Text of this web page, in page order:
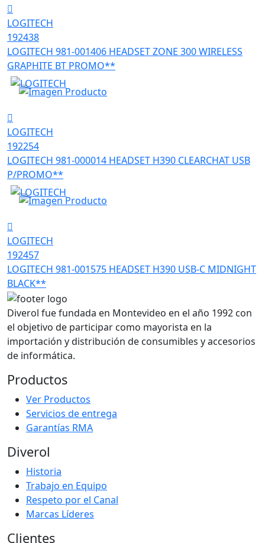
LOGITECH
192438
LOGITECH 981-001406 HEADSET ZONE 300 WIRELESS
GRAPHITE BT PROMO**
LOGITECH
192254
LOGITECH 981-000014 HEADSET H390 CLEARCHAT USB
P/PROMO**
LOGITECH
192457
LOGITECH 981-001575 HEADSET H390 USB-C MIDNIGHT
BLACK**
Diverol fue fundada en Montevideo en el año 1992 con
el objetivo de participar como mayorista en la
importación y distribución de consumibles y accesorios
de informática.
Productos
Ver Productos
Servicios de entrega
Garantías RMA
Diverol
Historia
Trabajo en Equipo
Respeto por el Canal
Marcas Líderes
Clientes